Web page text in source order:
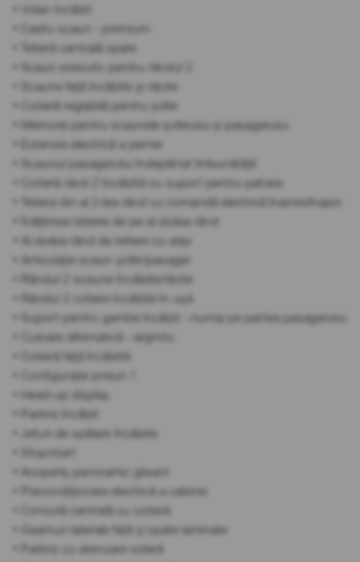
• Volan încălzit
• Cadru scaun - premium
• Tetieră centrală spate
• Scaun executiv pentru rândul 2
• Scaune față încălzite și răcite
• Cotieră reglabilă pentru șofer
• Memorie pentru scaunele șoferului și pasagerului
• Extensie electrică a pernei
• Scaunul pasagerului îndepărtat îmbunătățit
• Cotieră rând 2 încălzită cu suport pentru pahare
• Tetiera din al 2-lea rând cu comandă electrică înainte/înapoi
• Înălțimea tetierei de pe al doilea rând
• Al doilea rând de tetiere cu aripi
• Articulație scaun șofer/pasager
• Rândul 2 scaune încălzite/răcite
• Rândul 2 cotiere încălzite în ușă
• Suport pentru gambe încălzit - numai pe partea pasagerului
• Culoare alternativă - argintiu
• Cotieră față încălzită
• Configurație pneuri 1
• Head-up display
• Parbriz încălzit
• Jeturi de spălare încălzite
• Stop/start
• Acoperiș panoramic glisant
• Precondiționare electrică a cabinei
• Consolă centrală cu cotieră
• Geamuri laterale față și spate laminate
• Parbriz cu atenuare solară